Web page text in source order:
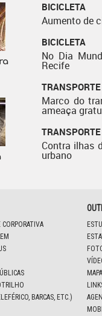
BICICLETA
Aumento de
BICICLETA
No Dia
Recife
Marco do
ameaça
Contra ilhas
urbano
BARCAS, ETC.)